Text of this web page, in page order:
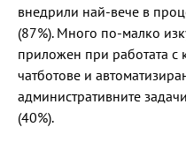
внедрили най-вече в
(87%). Много по-малко
приложен при работата с
чатботове и
административните
(40%).